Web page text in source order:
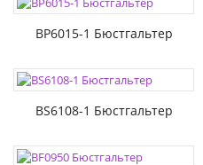
BP6015-1 Бюстгальтер
BS6108-1 Бюстгальтер